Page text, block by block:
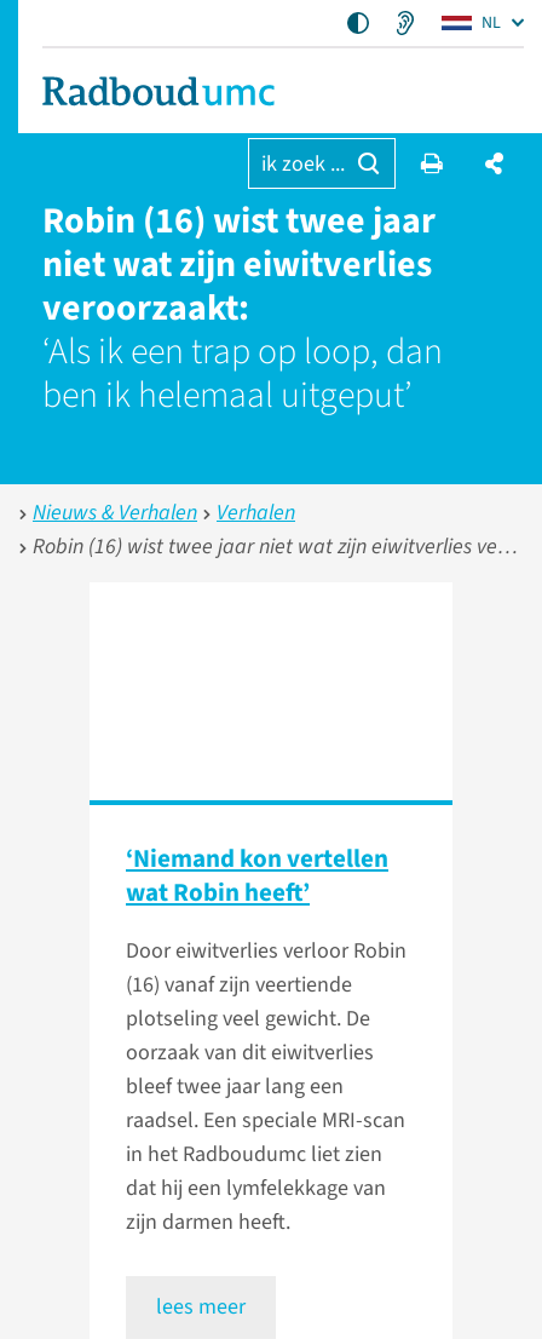
NL
ik zoek ...
Robin (16) wist twee jaar
niet wat zijn eiwitverlies
veroorzaakt:
‘Als ik een trap op loop, dan
ben ik helemaal uitgeput’
Nieuws & Verhalen
Verhalen
Robin (16) wist twee jaar niet wat zijn eiwitverlies veroorzaakt:
‘Niemand kon vertellen
wat Robin heeft’
Door eiwitverlies verloor Robin
(16) vanaf zijn veertiende
plotseling veel gewicht. De
oorzaak van dit eiwitverlies
bleef twee jaar lang een
raadsel. Een speciale MRI-scan
in het Radboudumc liet zien
dat hij een lymfelekkage van
zijn darmen heeft.
lees meer